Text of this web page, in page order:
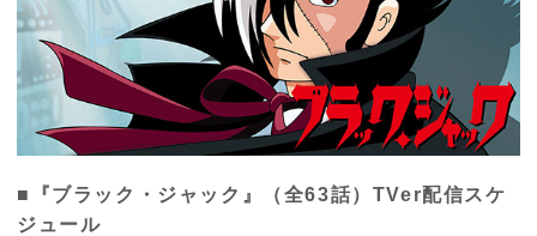
■『ブラック・ジャック』（全63話）TVer配信スケ
ジュール